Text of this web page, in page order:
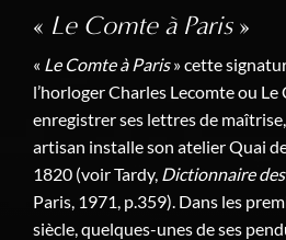
« Le Comte à Paris»
« Le Comte à Paris» cette
l’horloger Charles Lecomte ou
enregistrer ses lettres de
artisan installe son atelier Quai
1820 (voir Tardy, Dictionnaire
Paris, 1971, p.359). Dans les
siècle, quelques-unes de ses